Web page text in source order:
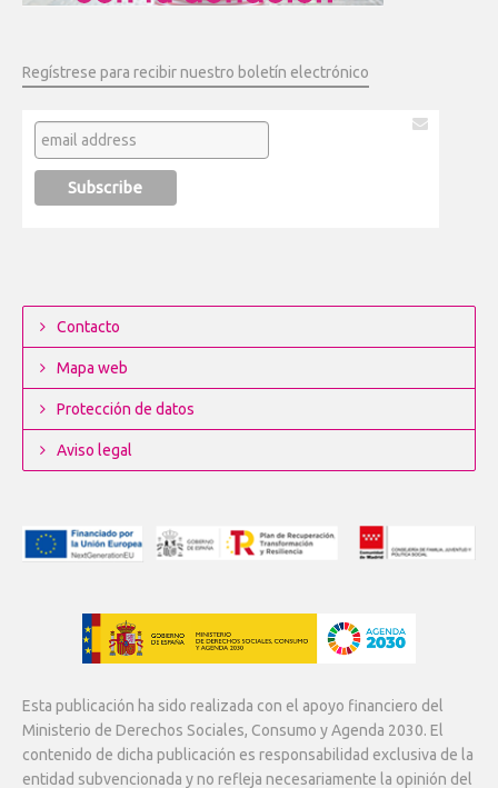
Regístrese para recibir nuestro boletín electrónico
Contacto
Mapa web
Protección de datos
Aviso legal
Esta publicación ha sido realizada con el apoyo financiero del
Ministerio de Derechos Sociales, Consumo y Agenda 2030. El
contenido de dicha publicación es responsabilidad exclusiva de la
entidad subvencionada y no refleja necesariamente la opinión del